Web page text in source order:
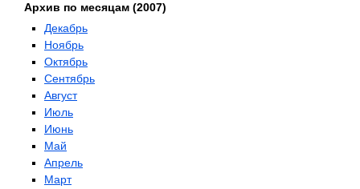
Архив по месяцам (2007)
Декабрь
Ноябрь
Октябрь
Сентябрь
Август
Июль
Июнь
Май
Апрель
Март